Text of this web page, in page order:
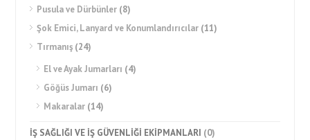
Pusula ve Dürbünler (8)
Şok Emici, Lanyard ve Konumlandırıcılar (11)
Tırmanış (24)
El ve Ayak Jumarları (4)
Göğüs Jumarı (6)
Makaralar (14)
İŞ SAĞLIĞI VE İŞ GÜVENLİĞİ EKİPMANLARI (0)